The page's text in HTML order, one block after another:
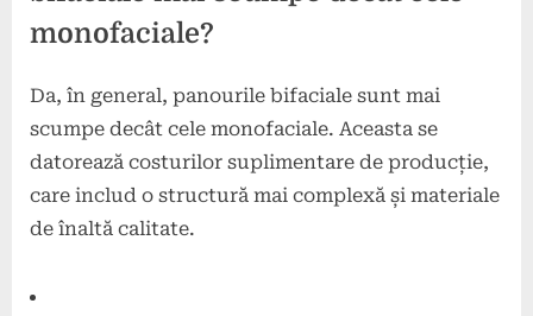
monofaciale?
Da, în general, panourile bifaciale sunt mai
scumpe decât cele monofaciale. Aceasta se
datorează costurilor suplimentare de producție,
care includ o structură mai complexă și materiale
de înaltă calitate.